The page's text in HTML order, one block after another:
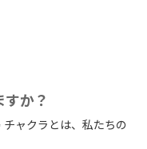
か？
ャクラとは、私たちの